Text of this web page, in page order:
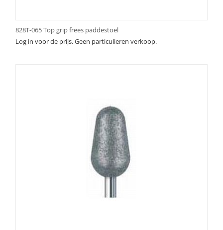
828T-065 Top grip frees paddestoel
Log in voor de prijs. Geen particulieren verkoop.